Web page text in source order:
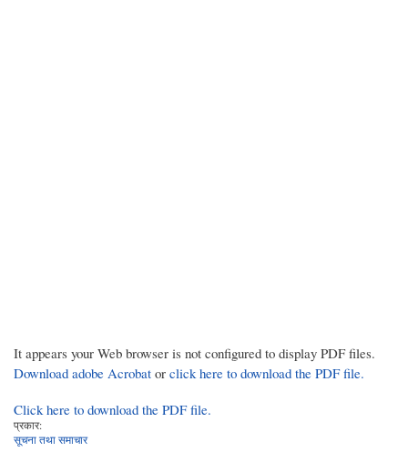
It appears your Web browser is not configured to display PDF files.
Download adobe Acrobat or click here to download the PDF file.
Click here to download the PDF file.
प्रकार:
सूचना तथा समाचार